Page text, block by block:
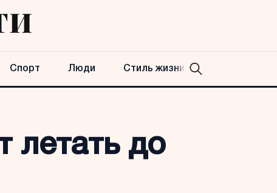
Спорт Люди Стиль жизни
летать до